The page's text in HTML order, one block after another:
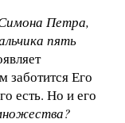
Петра,
пять
Его
есть. Но и его